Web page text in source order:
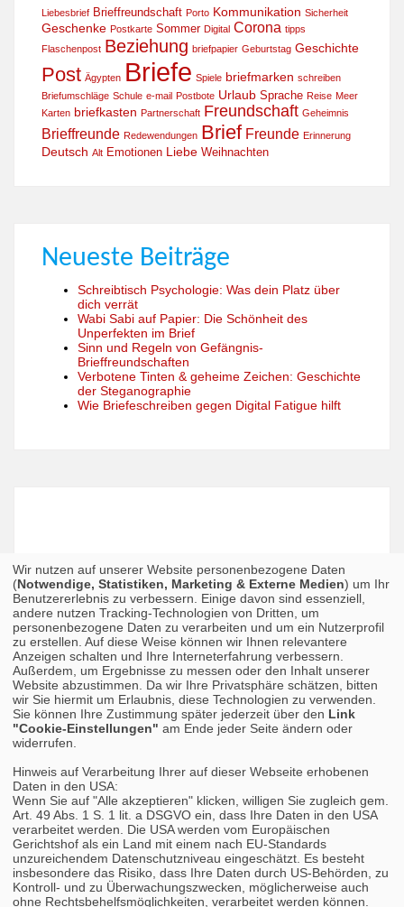
Liebesbrief Brieffreundschaft Porto Kommunikation Sicherheit
Geschenke Postkarte Sommer Digital Corona tipps
Flaschenpost Beziehung briefpapier Geburtstag Geschichte
Post Ägypten Briefe Spiele briefmarken schreiben
Briefumschläge Schule e-mail Postbote Urlaub Sprache Reise Meer
Karten briefkasten Partnerschaft Freundschaft Geheimnis
Brieffreunde Redewendungen Brief Freunde Erinnerung
Deutsch Alt Emotionen Liebe Weihnachten
Neueste Beiträge
Schreibtisch Psychologie: Was dein Platz über
dich verrät
Wabi Sabi auf Papier: Die Schönheit des
Unperfekten im Brief
Sinn und Regeln von Gefängnis-
Brieffreundschaften
Verbotene Tinten & geheime Zeichen: Geschichte
der Steganographie
Wie Briefeschreiben gegen Digital Fatigue hilft
Wir nutzen auf unserer Website personenbezogene Daten
(Notwendige, Statistiken, Marketing & Externe Medien) um Ihr
Benutzererlebnis zu verbessern. Einige davon sind essenziell,
andere nutzen Tracking-Technologien von Dritten, um
personenbezogene Daten zu verarbeiten und um ein Nutzerprofil
zu erstellen. Auf diese Weise können wir Ihnen relevantere
Anzeigen schalten und Ihre Interneterfahrung verbessern.
Außerdem, um Ergebnisse zu messen oder den Inhalt unserer
Website abzustimmen. Da wir Ihre Privatsphäre schätzen, bitten
wir Sie hiermit um Erlaubnis, diese Technologien zu verwenden.
Sie können Ihre Zustimmung später jederzeit über den Link
"Cookie-Einstellungen" am Ende jeder Seite ändern oder
widerrufen.
Hinweis auf Verarbeitung Ihrer auf dieser Webseite erhobenen
Daten in den USA:
Wenn Sie auf "Alle akzeptieren" klicken, willigen Sie zugleich gem.
Art. 49 Abs. 1 S. 1 lit. a DSGVO ein, dass Ihre Daten in den USA
verarbeitet werden. Die USA werden vom Europäischen
Gerichtshof als ein Land mit einem nach EU-Standards
unzureichendem Datenschutzniveau eingeschätzt. Es besteht
insbesondere das Risiko, dass Ihre Daten durch US-Behörden, zu
Kontroll- und zu Überwachungszwecken, möglicherweise auch
ohne Rechtsbehelfsmöglichkeiten, verarbeitet werden können.